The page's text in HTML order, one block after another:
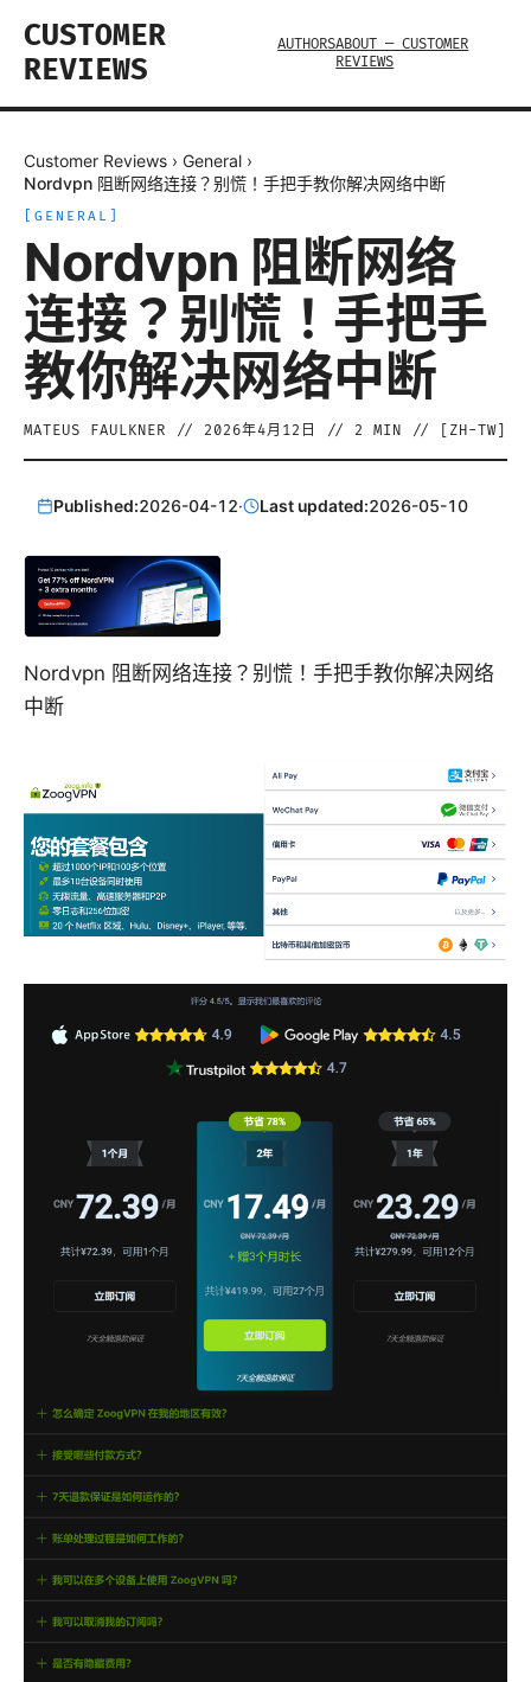
CUSTOMER
REVIEWS
AUTHORSABOUT — CUSTOMER
REVIEWS
Customer Reviews › General ›
Nordvpn 阻断网络连接？别慌！手把手教你解决网络中断
GENERAL
Nordvpn 阻断网络
连接？别慌！手把手
教你解决网络中断
MATEUS FAULKNER // 2026年4月12日 // 2 MIN // [ ZH-TW
Published:2026-04-12· Last updated:2026-05-10
Nordvpn 阻断网络连接？别慌！手把手教你解决网络
中断